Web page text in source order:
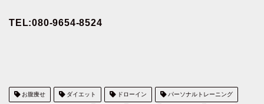
TEL:080-9654-8524
お腹痩せ ダイエット ドローイン パーソナルトレーニング